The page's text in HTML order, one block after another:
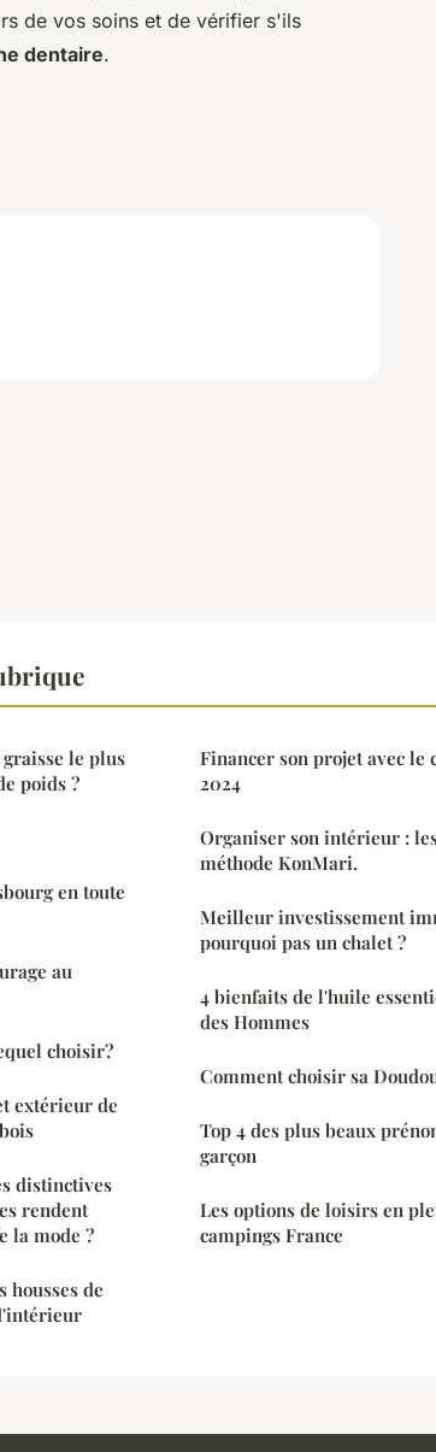
de vos soins et de vérifier s'ils
dentaire.
le plus
poids ?
en toute
au
choisir?
extérieur de
distinctives
rendent
la mode ?
housses de
Financer son projet avec le
2024
Organiser son intérieur :
méthode KonMari.
Meilleur investissement
pourquoi pas un chalet ?
4 bienfaits de l'huile
des Hommes
Comment choisir sa
Top 4 des plus beaux
garçon
Les options de loisirs en
campings France